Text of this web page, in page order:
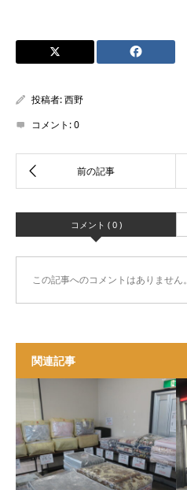
投稿者:西野
コメント:0
コメント ( 0 )
この記事へのコメントはありません。
関連記事